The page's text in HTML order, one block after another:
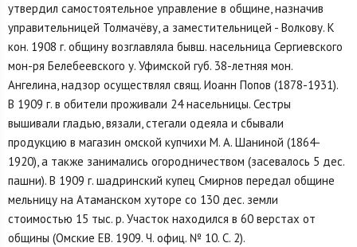
утвердил самостоятельное управление в общине, назначив
управительницей Толмачёву, а заместительницей - Волкову. К
кон. 1908 г. общину возглавляла бывш. насельница Сергиевского
мон-ря Белебеевского у. Уфимской губ. 38-летняя мон.
Ангелина, надзор осуществлял свящ. Иоанн Попов (1878-1931).
В 1909 г. в обители проживали 24 насельницы. Сестры
вышивали гладью, вязали, стегали одеяла и сбывали
продукцию в магазин омской купчихи М. А. Шаниной (1864-
1920), а также занимались огородничеством (засевалось 5 дес.
пашни). В 1909 г. шадринский купец Смирнов передал общине
мельницу на Атаманском хуторе со 130 дес. земли
стоимостью 15 тыс. р. Участок находился в 60 верстах от
общины (Омские ЕВ. 1909. Ч. офиц. № 10. С. 2).